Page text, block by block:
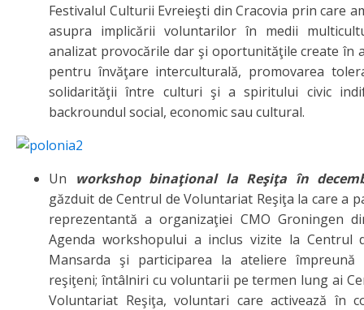
Festivalul Culturii Evreieşti din Cracovia prin care
asupra implicării voluntarilor în medii
analizat provocările dar şi oportunităţile create în
pentru învăţare interculturală, promovarea
solidarităţii între culturi şi a spiritului civic
backroundul social, economic sau cultural.
Un
workshop binaţional la Reşiţa în
găzduit de Centrul de Voluntariat Reşiţa la care a
reprezentantă a organizaţiei CMO Groningen
Agenda workshopului a inclus vizite la Centrul
Mansarda şi participarea la ateliere
reşiţeni; întâlniri cu voluntarii pe termen lung ai
Voluntariat Reşiţa, voluntari care activează în